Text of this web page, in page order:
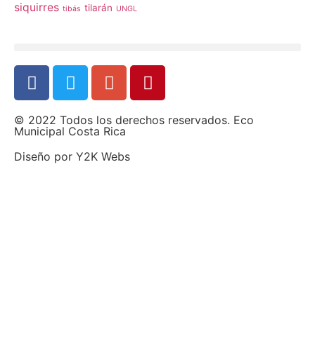
siquirres tibás tilarán UNGL
© 2022 Todos los derechos reservados. Eco
Municipal Costa Rica
Diseño por Y2K Webs